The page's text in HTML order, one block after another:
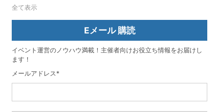
全て表示
Eメール 購読
イベント運営のノウハウ満載！主催者向けお役立ち情報をお届けし
ます！
メールアドレス*